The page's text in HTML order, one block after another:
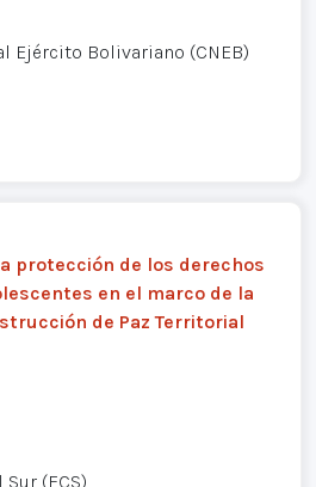
Ejército Bolivariano (CNEB)
protección de los derechos
en el marco de la
de Paz Territorial
(FCS)